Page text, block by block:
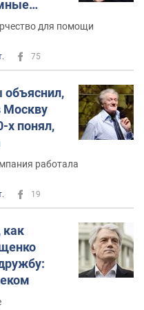
этомдля помощи
75
объяснил,
Москву
х понял,
работала
19
как